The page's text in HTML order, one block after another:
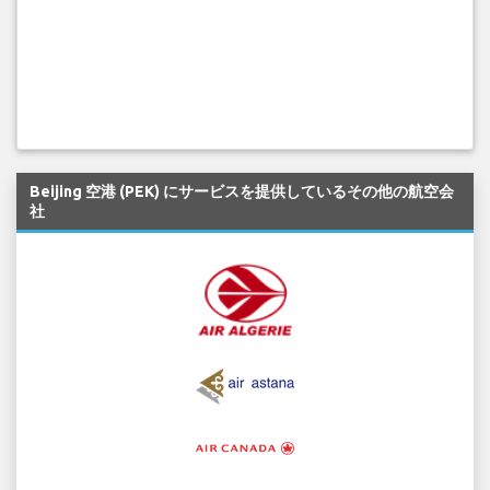
Beijing 空港 (PEK) にサービスを提供しているその他の航空会
社